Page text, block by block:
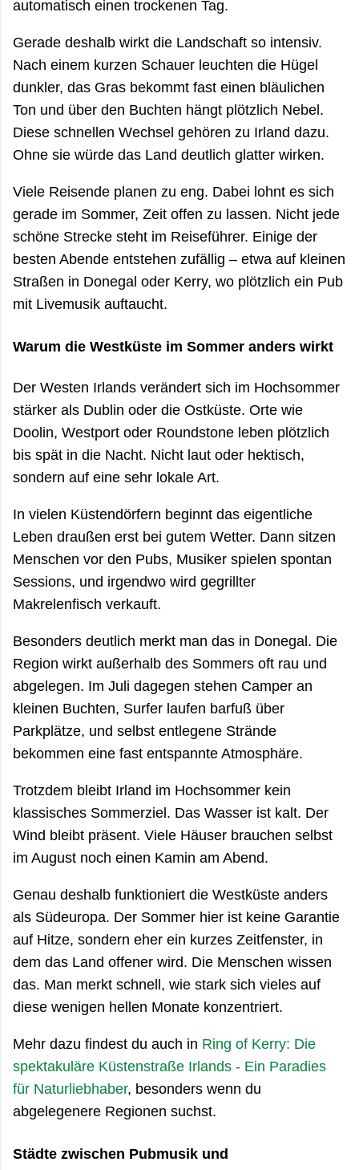
automatisch einen trockenen Tag.
Gerade deshalb wirkt die Landschaft so intensiv.
Nach einem kurzen Schauer leuchten die Hügel
dunkler, das Gras bekommt fast einen bläulichen
Ton und über den Buchten hängt plötzlich Nebel.
Diese schnellen Wechsel gehören zu Irland dazu.
Ohne sie würde das Land deutlich glatter wirken.
Viele Reisende planen zu eng. Dabei lohnt es sich
gerade im Sommer, Zeit offen zu lassen. Nicht jede
schöne Strecke steht im Reiseführer. Einige der
besten Abende entstehen zufällig – etwa auf kleinen
Straßen in Donegal oder Kerry, wo plötzlich ein Pub
mit Livemusik auftaucht.
Warum die Westküste im Sommer anders wirkt
Der Westen Irlands verändert sich im Hochsommer
stärker als Dublin oder die Ostküste. Orte wie
Doolin, Westport oder Roundstone leben plötzlich
bis spät in die Nacht. Nicht laut oder hektisch,
sondern auf eine sehr lokale Art.
In vielen Küstendörfern beginnt das eigentliche
Leben draußen erst bei gutem Wetter. Dann sitzen
Menschen vor den Pubs, Musiker spielen spontan
Sessions, und irgendwo wird gegrillter
Makrelenfisch verkauft.
Besonders deutlich merkt man das in Donegal. Die
Region wirkt außerhalb des Sommers oft rau und
abgelegen. Im Juli dagegen stehen Camper an
kleinen Buchten, Surfer laufen barfuß über
Parkplätze, und selbst entlegene Strände
bekommen eine fast entspannte Atmosphäre.
Trotzdem bleibt Irland im Hochsommer kein
klassisches Sommerziel. Das Wasser ist kalt. Der
Wind bleibt präsent. Viele Häuser brauchen selbst
im August noch einen Kamin am Abend.
Genau deshalb funktioniert die Westküste anders
als Südeuropa. Der Sommer hier ist keine Garantie
auf Hitze, sondern eher ein kurzes Zeitfenster, in
dem das Land offener wird. Die Menschen wissen
das. Man merkt schnell, wie stark sich vieles auf
diese wenigen hellen Monate konzentriert.
Mehr dazu findest du auch in Ring of Kerry: Die
spektakuläre Küstenstraße Irlands - Ein Paradies
für Naturliebhaber, besonders wenn du
abgelegenere Regionen suchst.
Städte zwischen Pubmusik und